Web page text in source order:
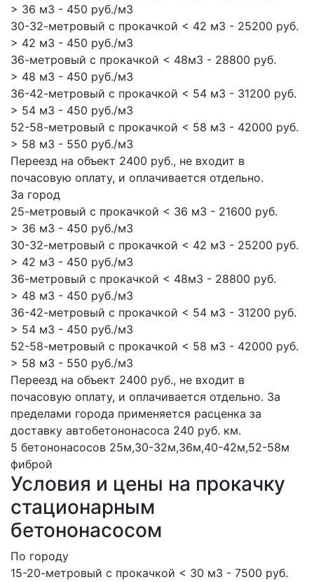
> 36 м3 - 450 руб./м3
30-32-метровый с прокачкой < 42 м3 - 25200 руб.
> 42 м3 - 450 руб./м3
36-метровый с прокачкой < 48м3 - 28800 руб.
> 48 м3 - 450 руб./м3
36-42-метровый с прокачкой < 54 м3 - 31200 руб.
> 54 м3 - 450 руб./м3
52-58-метровый с прокачкой < 58 м3 - 42000 руб.
> 58 м3 - 550 руб./м3
Переезд на объект 2400 руб., не входит в
почасовую оплату, и оплачивается отдельно.
За город
25-метровый с прокачкой < 36 м3 - 21600 руб.
> 36 м3 - 450 руб./м3
30-32-метровый с прокачкой < 42 м3 - 25200 руб.
> 42 м3 - 450 руб./м3
36-метровый с прокачкой < 48м3 - 28800 руб.
> 48 м3 - 450 руб./м3
36-42-метровый с прокачкой < 54 м3 - 31200 руб.
> 54 м3 - 450 руб./м3
52-58-метровый с прокачкой < 58 м3 - 42000 руб.
> 58 м3 - 550 руб./м3
Переезд на объект 2400 руб., не входит в
почасовую оплату, и оплачивается отдельно. За
пределами города применяется расценка за
доставку автобетононасоса 240 руб. км.
5 бетононасосов 25м,30-32м,36м,40-42м,52-58м
фиброй
Условия и цены на прокачку
стационарным
бетононасосом
По городу
15-20-метровый с прокачкой < 30 м3 - 7500 руб.